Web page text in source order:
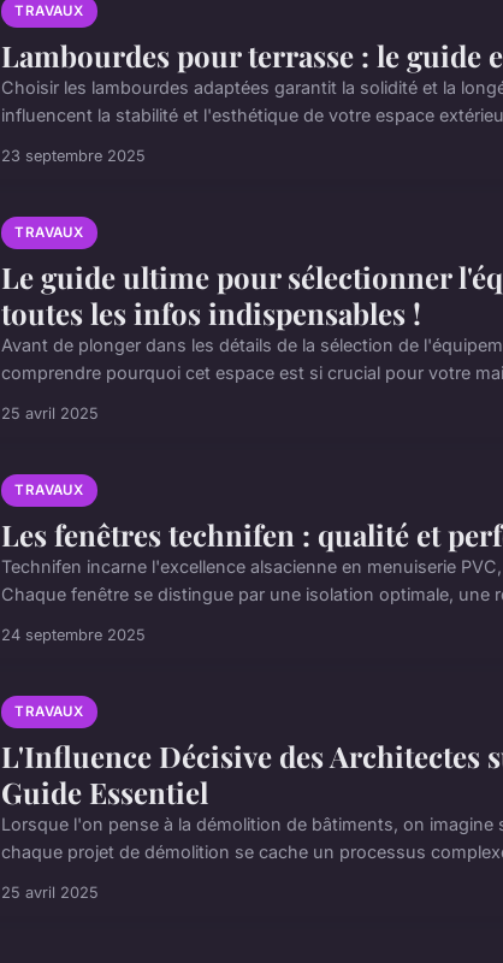
TRAVAUX
Lambourdes pour terrasse : le guide
Choisir les lambourdes adaptées garantit la solidité et la
influencent la stabilité et l'esthétique de votre espace
23 septembre 2025
TRAVAUX
Le guide ultime pour sélectionner
toutes les infos indispensables !
Avant de plonger dans les détails de la sélection de
comprendre pourquoi cet espace est si crucial pour votre
25 avril 2025
TRAVAUX
Les fenêtres technifen : qualité et
Technifen incarne l'excellence alsacienne en menuiserie
Chaque fenêtre se distingue par une isolation optimale, une
24 septembre 2025
TRAVAUX
L'Influence Décisive des Architectes
Guide Essentiel
Lorsque l'on pense à la démolition de bâtiments, on
chaque projet de démolition se cache un processus
25 avril 2025